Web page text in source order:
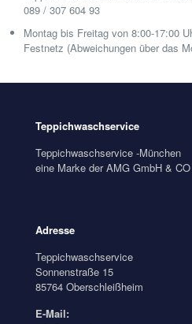
089 / 307 604 93
Montag bis Freitag von 8:00-17:00
Festnetz (Abweichungen über das
Teppichwaschservice
Teppichwaschservice -München
eine Marke der AMG GmbH &
Adresse
Teppichwaschservice
Sonnenstraße 15
85764 Oberschleißheim
E-Mail: